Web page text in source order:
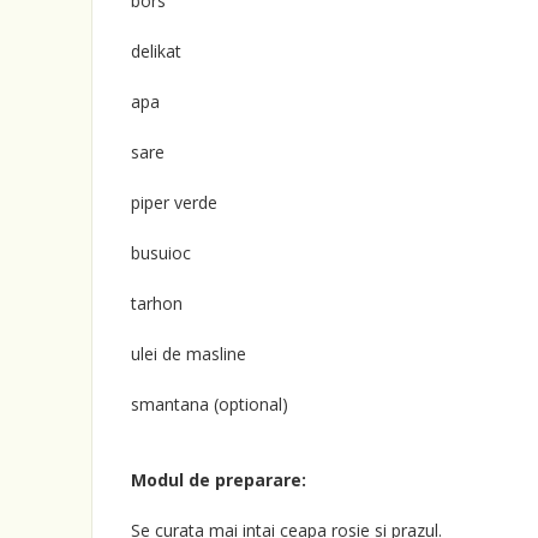
delikat
apa
sare
piper verde
busuioc
tarhon
ulei de masline
smantana (optional)
Modul de preparare:
Se curata mai intai ceapa rosie si prazul.